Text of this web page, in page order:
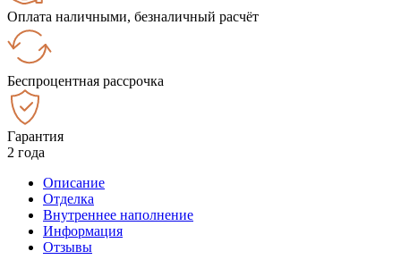
Оплата наличными, безналичный расчёт
Беспроцентная рассрочка
Гарантия
2 года
Описание
Отделка
Внутреннее наполнение
Информация
Отзывы